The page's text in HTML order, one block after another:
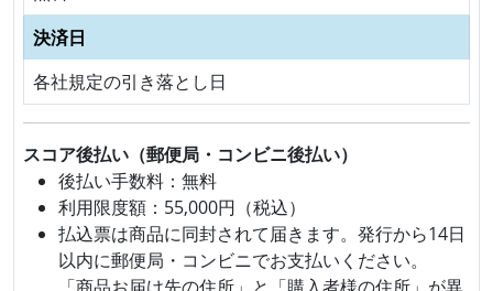
決済日
各社規定の引き落とし日
スコア後払い（郵便局・コンビニ後払い）
後払い手数料：無料
利用限度額：55,000円（税込）
払込票は商品に同封されて届きます。発行から14日
以内に郵便局・コンビニでお支払いください。